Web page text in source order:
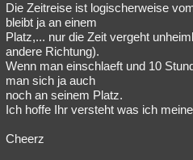
Die Zeitreise ist logischerweise
bleibt ja an einem
Platz,... nur die Zeit vergeht
andere Richtung).
Wenn man einschlaeft und 10
man sich ja auch
noch an seinem Platz.
Ich hoffe Ihr versteht was ich
Cheerz